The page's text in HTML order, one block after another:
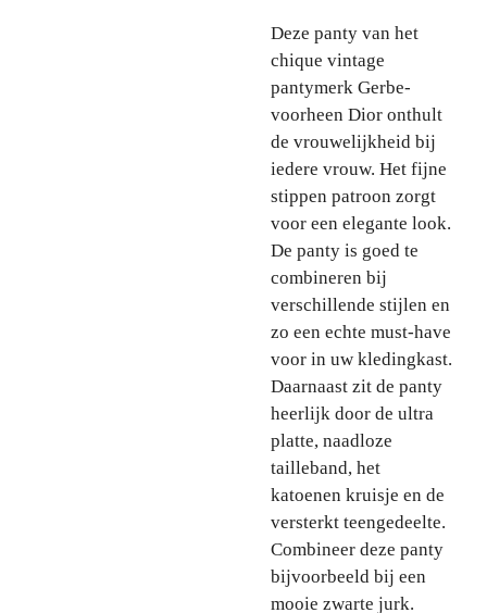
Deze panty van het
chique vintage
pantymerk Gerbe-
voorheen Dior onthult
de vrouwelijkheid bij
iedere vrouw. Het fijne
stippen patroon zorgt
voor een elegante look.
De panty is goed te
combineren bij
verschillende stijlen en
zo een echte must-have
voor in uw kledingkast.
Daarnaast zit de panty
heerlijk door de ultra
platte, naadloze
tailleband, het
katoenen kruisje en de
versterkt teengedeelte.
Combineer deze panty
bijvoorbeeld bij een
mooie zwarte jurk.